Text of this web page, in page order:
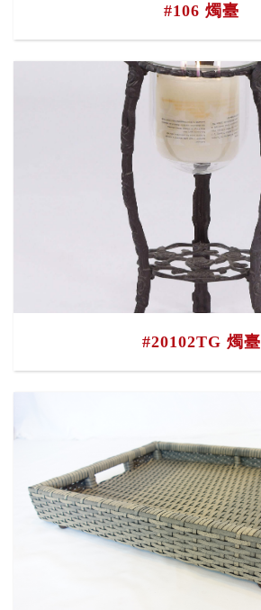
#106 燭臺
#20102TG 燭臺